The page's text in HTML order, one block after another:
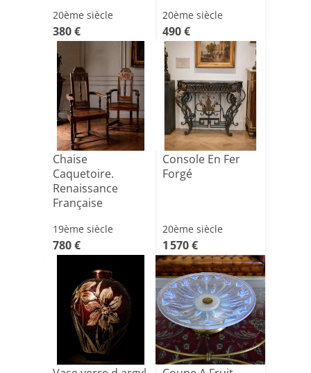
20ème siècle
380 €
20ème siècle
490 €
Chaise
Caquetoire.
Renaissance
Française
19ème siècle
780 €
Console En Fer
Forgé
20ème siècle
1 570 €